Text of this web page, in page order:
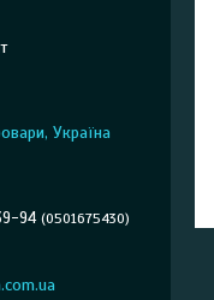
Україна
94 0501675430